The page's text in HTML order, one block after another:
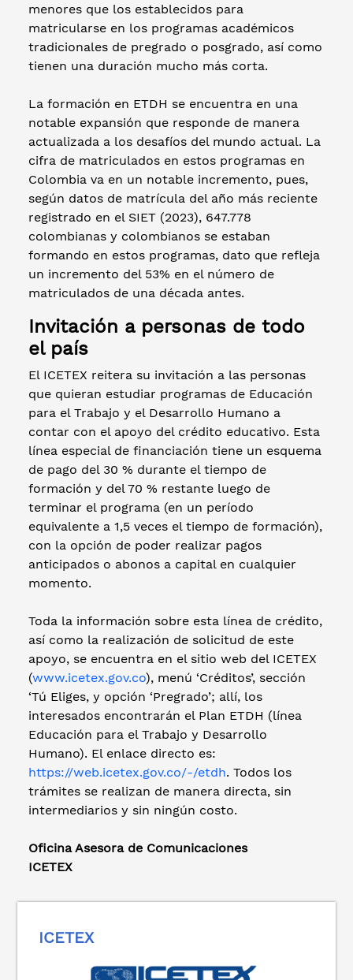
menores que los establecidos para
matricularse en los programas académicos
tradicionales de pregrado o posgrado, así como
tienen una duración mucho más corta.
La formación en ETDH se encuentra en una
notable expansión que responde de manera
actualizada a los desafíos del mundo actual. La
cifra de matriculados en estos programas en
Colombia va en un notable incremento, pues,
según datos de matrícula del año más reciente
registrado en el SIET (2023), 647.778
colombianas y colombianos se estaban
formando en estos programas, dato que refleja
un incremento del 53% en el número de
matriculados de una década antes.
Invitación a personas de todo
el país
El ICETEX reitera su invitación a las personas
que quieran estudiar programas de Educación
para el Trabajo y el Desarrollo Humano a
contar con el apoyo del crédito educativo. Esta
línea especial de financiación tiene un esquema
de pago del 30 % durante el tiempo de
formación y del 70 % restante luego de
terminar el programa (en un período
equivalente a 1,5 veces el tiempo de formación),
con la opción de poder realizar pagos
anticipados o abonos a capital en cualquier
momento.
Toda la información sobre esta línea de crédito,
así como la realización de solicitud de este
apoyo, se encuentra en el sitio web del ICETEX
(www.icetex.gov.co), menú ‘Créditos’, sección
‘Tú Eliges, y opción ‘Pregrado’; allí, los
interesados encontrarán el Plan ETDH (línea
Educación para el Trabajo y Desarrollo
Humano). El enlace directo es:
https://web.icetex.gov.co/-/etdh. Todos los
trámites se realizan de manera directa, sin
intermediarios y sin ningún costo.
Oficina Asesora de Comunicaciones
ICETEX
ICETEX